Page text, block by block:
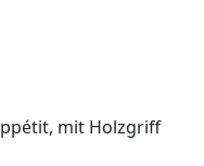
mit Holzgriff